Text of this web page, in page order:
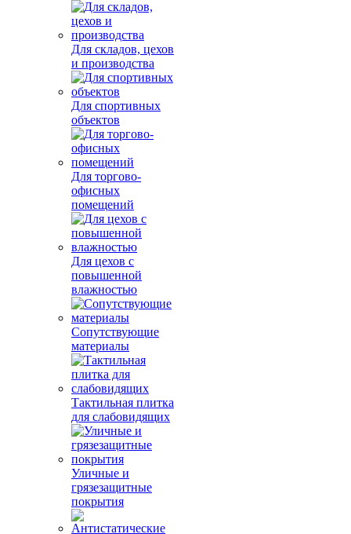
Для складов, цехов
и производства
Для спортивных
объектов
Для торгово-
офисных
помещений
Для цехов с
повышенной
влажностью
Сопутствующие
материалы
Тактильная плитка
для слабовидящих
Уличные и
грязезащитные
покрытия